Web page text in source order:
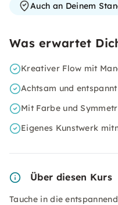
Auch an Deinem
Was erwartet
Kreativer Flow mit
Achtsam und
Mit Farbe und
Eigenes Kunstwerk
Über diesen Kurs
Tauche in die